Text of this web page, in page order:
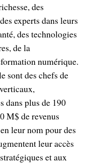
des
experts dans leurs
des technologies
de la
numérique.
sont des chefs de
dans plus de 190
M$ de revenus
leur nom pour des
leur accès
et aux